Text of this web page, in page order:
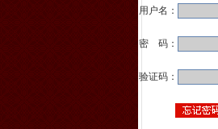
用户名：
密 码：
验证码：